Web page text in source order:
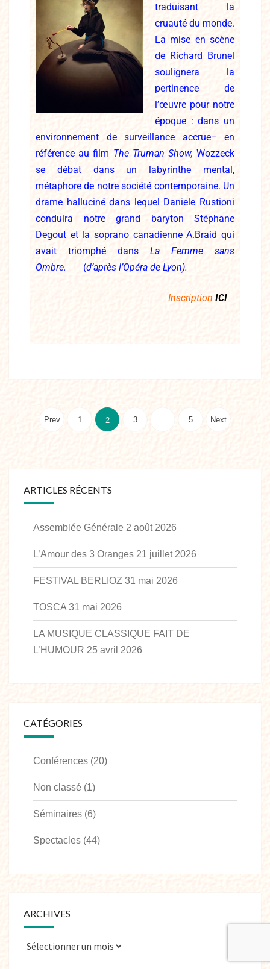
traduisant la
cruauté du monde.
La mise en scène
de Richard Brunel
soulignera la
pertinence de
l’œuvre pour notre
époque : dans un
environnement de surveillance accrue– en
référence au film The Truman Show, Wozzeck
se débat dans un labyrinthe mental,
métaphore de notre société contemporaine. Un
drame halluciné dans lequel Daniele Rustioni
conduira notre grand baryton Stéphane
Degout et la soprano canadienne A.Braid qui
avait triomphé dans La Femme sans
Ombre. (d’après l’Opéra de Lyon).
Inscription ICI
Prev 1 2 3 … 5 Next
ARTICLES RÉCENTS
Assemblée Générale 2 août 2026
L’Amour des 3 Oranges 21 juillet 2026
FESTIVAL BERLIOZ 31 mai 2026
TOSCA 31 mai 2026
LA MUSIQUE CLASSIQUE FAIT DE
L’HUMOUR 25 avril 2026
CATÉGORIES
Conférences (20)
Non classé (1)
Séminaires (6)
Spectacles (44)
ARCHIVES